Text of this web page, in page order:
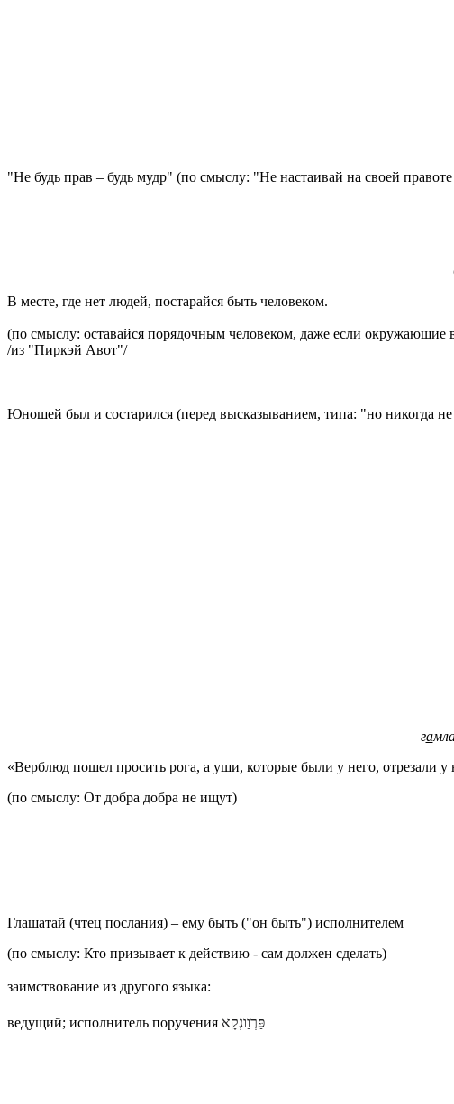
"Не будь прав – будь мудр" (по смыслу: "Не настаивай на своей
В месте, где нет людей, постарайся быть человеком.
(по смыслу: оставайся порядочным человеком, даже если окружающие
/из "Пиркэй Авот"/
Юношей был и состарился (перед высказыванием, типа: "но никогда
га
«Верблюд пошел просить рога, а уши, которые были у него, отрезали у
(по смыслу: От добра добра не ищут)
Глашатай (чтец послания) – ему быть ("он быть") исполнителем
(по смыслу: Кто призывает к действию - сам должен сделать)
заимствование из другого языка:
ведущий; исполнитель поручения פַּרְוַונְקָא